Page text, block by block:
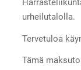
urheilutalolla.
Tervetuloa
Tämä